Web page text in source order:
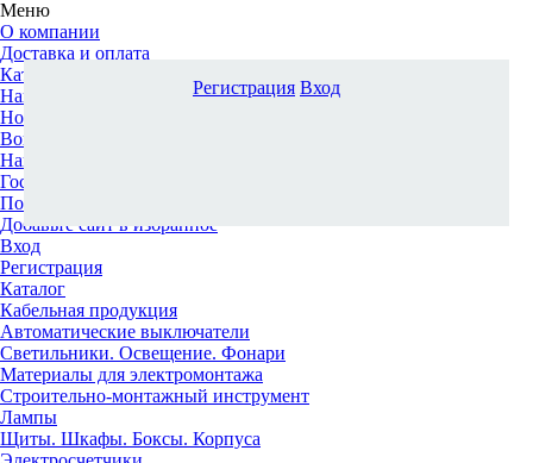
Меню
О компании
Доставка и оплата
Каталог
Наши офисы
Новости и новинки
Вопрос-ответ
Наша команда
Гос. заказчикам
Поставщикам
Добавьте сайт в избранное
Вход
Регистрация
Каталог
Кабельная продукция
Автоматические выключатели
Светильники. Освещение. Фонари
Материалы для электромонтажа
Строительно-монтажный инструмент
Лампы
Щиты. Шкафы. Боксы. Корпуса
Регистрация Вход